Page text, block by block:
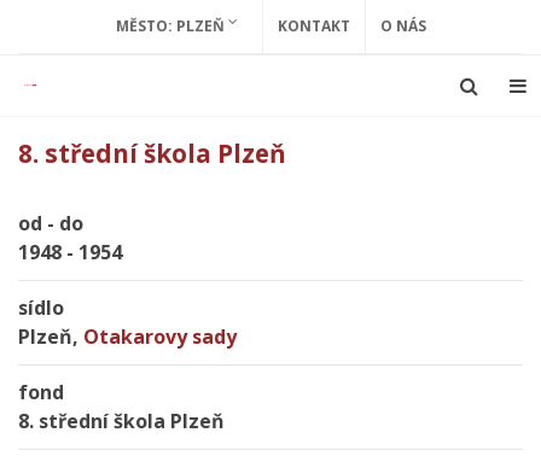
MĚSTO: PLZEŇ KONTAKT O NÁS
8. střední škola Plzeň
od - do
1948 - 1954
sídlo
Plzeň, Otakarovy sady
fond
8. střední škola Plzeň